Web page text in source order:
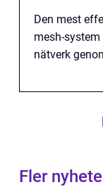
Den mest
mesh-
nätverk
Fler